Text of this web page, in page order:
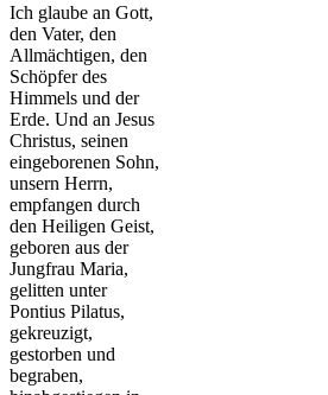
Ich glaube an Gott,
den Vater, den
Allmächtigen, den
Schöpfer des
Himmels und der
Erde. Und an Jesus
Christus, seinen
eingeborenen Sohn,
unsern Herrn,
empfangen durch
den Heiligen Geist,
geboren aus der
Jungfrau Maria,
gelitten unter
Pontius Pilatus,
gekreuzigt,
gestorben und
begraben,